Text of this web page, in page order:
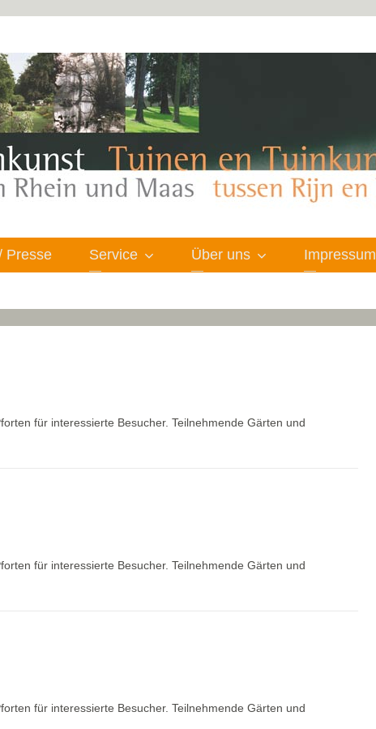
Presse Service Über uns Impressum
für interessierte Besucher. Teilnehmende Gärten und
für interessierte Besucher. Teilnehmende Gärten und
für interessierte Besucher. Teilnehmende Gärten und